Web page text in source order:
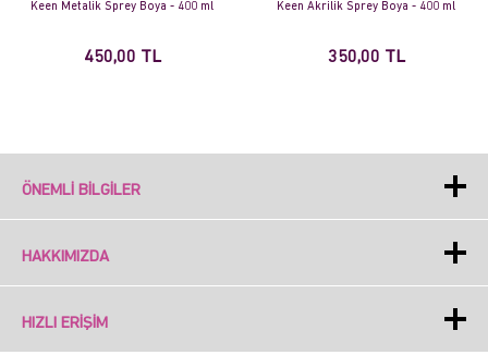
Keen Metalik Sprey Boya - 400 ml
450,00 TL
Keen Akrilik Sprey Boya - 400 ml
350,00 TL
ÖNEMLI BILGILER
HAKKIMIZDA
HIZLI ERIŞIM